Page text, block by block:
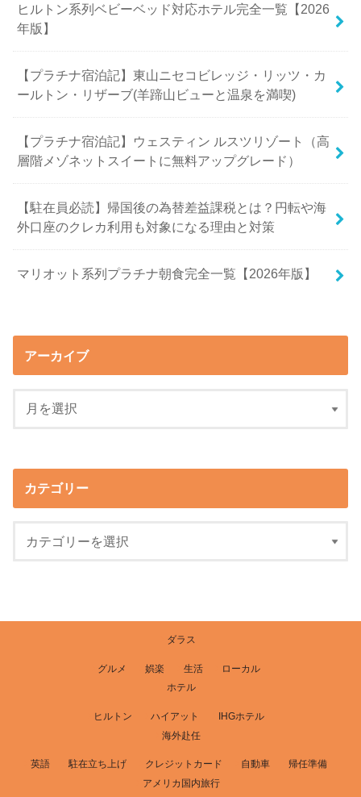
ヒルトン系列ベビーベッド対応ホテル完全一覧【2026
年版】
【プラチナ宿泊記】東山ニセコビレッジ・リッツ・カ
ールトン・リザーブ(羊蹄山ビューと温泉を満喫)
【プラチナ宿泊記】ウェスティン ルスツリゾート（高
層階メゾネットスイートに無料アップグレード）
【駐在員必読】帰国後の為替差益課税とは？円転や海
外口座のクレカ利用も対象になる理由と対策
マリオット系列プラチナ朝食完全一覧【2026年版】
アーカイブ
カテゴリー
ダラス
グルメ 娯楽 生活
ローカル
ホテル
ヒルトン ハイアット
IHGホテル
海外赴任
英語 駐在立ち上げ クレジットカード 自動車
帰任準備
アメリカ国内旅行